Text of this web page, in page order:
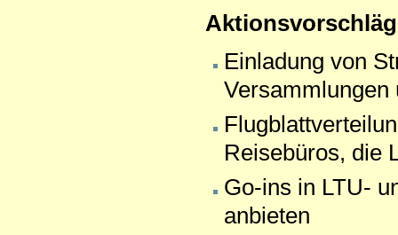
Einladung von
Versammlungen
Reisebüros, die
Go-ins in LTU-
anbieten